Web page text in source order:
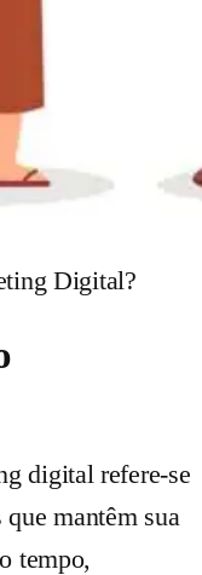
Digital?
digital refere-se
mantêm sua
tempo,